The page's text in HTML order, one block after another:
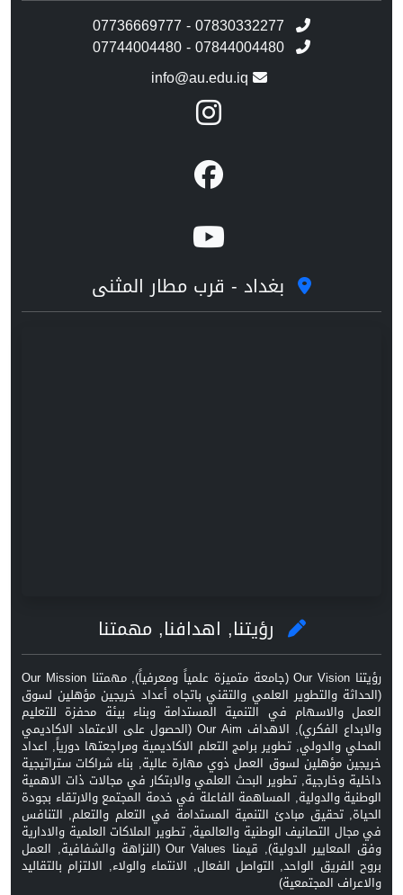
07736669777 - 07830332277
07744004480 - 07844004480
info@au.edu.iq
بغداد - قرب مطار المثنى
رؤيتنا, اهدافنا, مهمتنا
رؤيتنا Our Vision (جامعة متميزة علمياً ومعرفياً), مهمتنا Our Mission
(الحداثة والتطوير العلمي والتقني باتجاه أعداد خريجين مؤهلين لسوق
العمل والاسهام في التنمية المستدامة وبناء بيئة محفزة للتعليم
والابداع الفكري), الاهداف Our Aim (الحصول على الاعتماد الاكاديمي
المحلي والدولي, تطوير برامج التعلم الاكاديمية ومراجعتها دورياً, اعداد
خريجين مؤهلين لسوق العمل ذوي مهارة عالية, بناء شراكات ستراتيجية
داخلية وخارجية, تطوير البحث العلمي والابتكار في مجالات ذات الاهمية
الوطنية والدولية, المساهمة الفاعلة في خدمة المجتمع والارتقاء بجودة
الحياة, تحقيق مبادئ التنمية المستدامة في التعلم والتعلم, التنافس
في مجال التصانيف الوطنية والعالمية, تطوير الملاكات العلمية والادارية
وفق المعايير الدولية), قيمنا Our Values (النزاهة والشفافية, العمل
بروح الفريق الواحد, التواصل الفعال, الانتماء والولاء, الالتزام بالتقاليد
والاعراف المجتمعية)